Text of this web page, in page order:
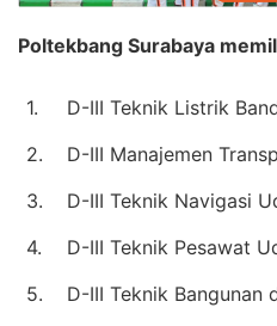
Poltekbang Surabaya
1.
D-III Teknik Listrik
2.
D-III Manajemen
3.
D-III Teknik Navigasi
4.
D-III Teknik Pesawat
5.
D-III Teknik Bangunan